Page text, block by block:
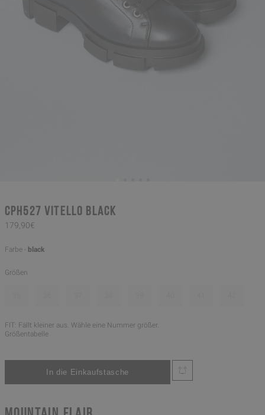
CPH527 vitello black
179,90€
Farbe - black
Größen
FIT: Fällt kleiner aus. Wähle eine Nummer größer.
Größentabelle